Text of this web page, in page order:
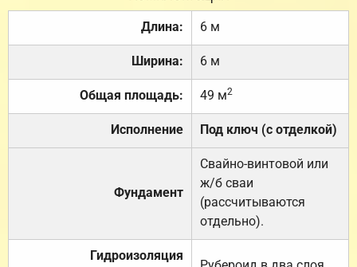
Длина: 6 м
Ширина: 6 м
Общая площадь: 49 м2
Исполнение Под ключ (с отделкой)
Фундамент
Свайно-винтовой или
ж/б сваи
(рассчитываются
отдельно).
Гидроизоляция